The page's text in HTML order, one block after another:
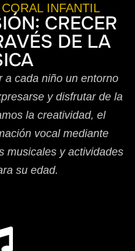
INFANTIL
CRECER
DE LA
a cada niño un entorno
y disfrutar de la
la creatividad, el
vocal mediante
musicales y actividades
su edad.